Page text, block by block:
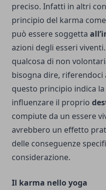
preciso. Infatti in altri
principio del karma
può essere soggetta
azioni degli esseri
qualcosa di non
bisogna dire,
questo principio indica
influenzare il proprio
compiute da un essere
avrebbero un effetto
delle conseguenze
considerazione.
Il karma nello yoga